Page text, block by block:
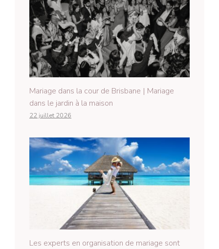
Mariage dans la cour de Brisbane | Mariage
dans le jardin à la maison
22 juillet 2026
Les experts en organisation de mariage sont